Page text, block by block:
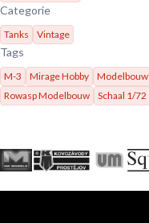
Categorie
Tanks Vintage
Tags
M-3 Mirage Hobby Modelbouw
Rowasp Modelbouw
Schaal 1/72